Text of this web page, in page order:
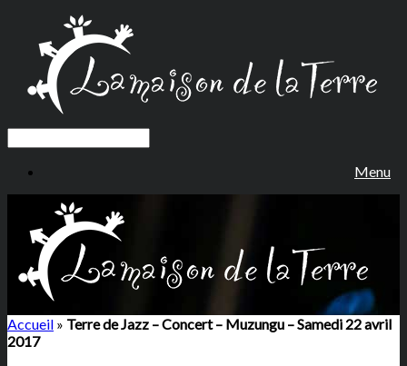
Menu
Accueil » Terre de Jazz – Concert – Muzungu – Samedi 22 avril
2017